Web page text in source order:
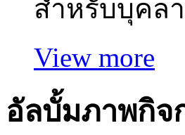
สำหรับบุคล
View more
อัลบั้มภาพกิจ